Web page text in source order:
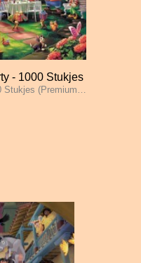
- 1000 Stukjes
Stukjes (Premium…